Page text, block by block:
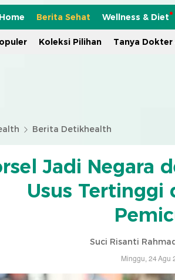
Home Berita Sehat Wellness & Diet
Koleksi Pilihan Tanya Dokter
Berita Detikhealth
Jadi Negara
Usus Tertinggi
Suci Risanti
Minggu, 24 Agu